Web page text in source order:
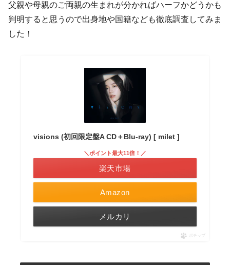
父親や母親のご両親の生まれが分かればハーフかどうかも
判明すると思うので出身地や国籍なども徹底調査してみま
した！
visions (初回限定盤A CD＋Blu-ray) [ milet ]
Amazon
＼ポイント最大11倍！／
楽天市場
メルカリ
ポチップ